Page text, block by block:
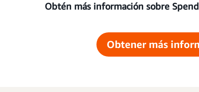
Obtén más información sobre
Obtener más